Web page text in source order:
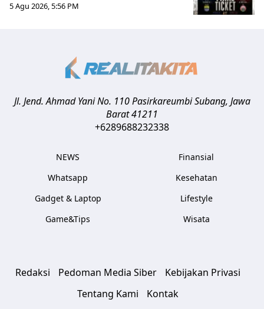
5 Agu 2026, 5:56 PM
Jl. Jend. Ahmad Yani No. 110 Pasirkareumbi Subang, Jawa
Barat41211
+6289688232338
NEWS
Whatsapp
Gadget & Laptop
Game&Tips
Finansial
Kesehatan
Lifestyle
Wisata
Redaksi Pedoman Media Siber
Kebijakan Privasi
Tentang Kami
Kontak